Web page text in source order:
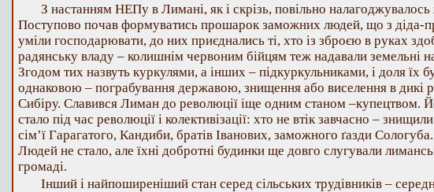
З настанням НЕПу в Лимані, як і скрізь, повільно налагоджувалось
Поступово почав формуватись прошарок заможних людей, що з діда-
уміли господарювати, до них приєднались ті, хто із зброєю в руках
радянську владу – колишнім червоним бійцям теж надавали земельні
Згодом тих назвуть куркулями, а інших – підкуркульниками, і доля їх
однаковою – пограбування державою, знищення або виселення в дикі
Сибіру. Славився Лиман до революції іще одним станом –купецтвом.
стало під час революції і колективізації: хто не втік завчасно –
сім’ї Гарагатого, Кандиби, братів Іванових, заможного ґазди Сологуба.
Людей не стало, але їхні добротні будинки ще довго слугували
громаді.
Інший і найпоширеніший стан серед сільських трудівників –